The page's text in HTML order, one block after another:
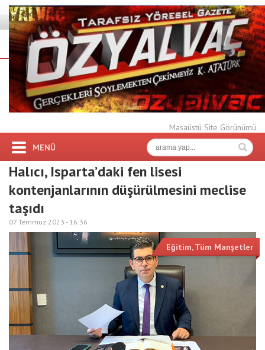
Masaüstü Site Görünümü
MENÜ
Halıcı, Isparta’daki fen lisesi
kontenjanlarının düşürülmesini meclise
taşıdı
07 Temmuz 2023 - 16:36
Eğitim,Tüm Manşetler